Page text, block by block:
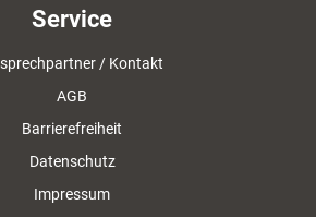
Service
/ Kontakt
AGB
Barrierefreiheit
Datenschutz
Impressum